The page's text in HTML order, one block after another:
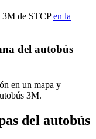
3M de STCPen la
del autobús
en un mapa y
3M.
del autobús